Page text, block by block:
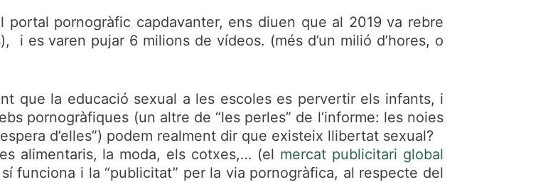
portal pornogràfic capdavanter, ens diuen que al 2019 va rebre
i es varen pujar 6 milions de vídeos. (més d’un milió d’hores, o
que la educació sexual a les escoles es pervertir els infants, i
pornogràfiques (un altre de “les perles” de l’informe: les noies
d’elles”) podem realment dir que existeix llibertat sexual?
alimentaris, la moda, els cotxes,… (el mercat publicitari global
funciona i la “publicitat” per la via pornogràfica, al respecte del